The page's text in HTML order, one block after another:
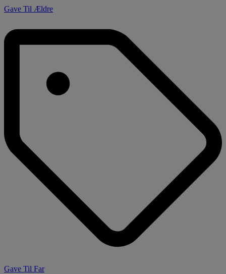
Gave Til Ældre
Gave Til Far